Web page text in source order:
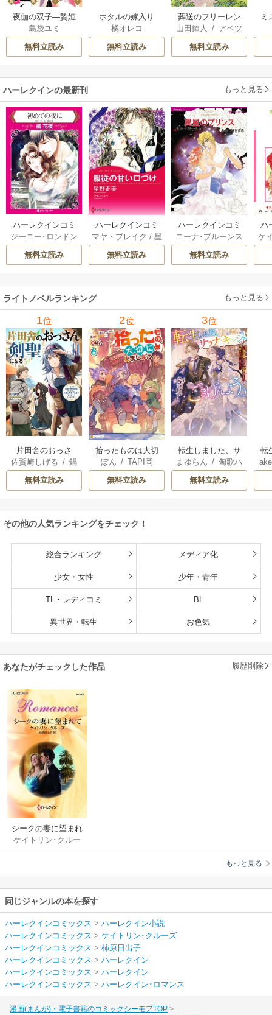
夜伽の双子―贄姫
は二人の王子に愛
される―
島袋ユミ
無料立読み
ホタルの嫁入り
橘オレコ
無料立読み
葬送のフリーレン
山田鐘人 / アベツ
カサ
無料立読み
ミ
ハーレクインの最新刊 もっと見る
ハーレクインコミ
ックス セット 202
6年 vol.1064 1巻
ジーニー･ロンドン
/橘花夜/メアリ
ー･ライアンズ
ーガン/星合操/ア
ン･ウィール/ 津寺
里可子
無料立読み
ハーレクインコミ
ックス セット 202
6年 vol.1002 1巻
マヤ・ブレイク / 星
野正美/ヘレン･ブ
ルックス/のわきね
ウェイ/一重夕子
無料立読み
ハーレクインコミ
ックス セット 202
6年 vol.1063 1巻
ニーナ･ブルーンス
/おおつきちずる/
レベッカ･ヨーク
ーディ/海野みつる
サラ･ウッド/流
水凛子
無料立読み
ハ
ッ
ケ
/
ザ
ライトノベルランキング もっと見る
1位
片田舎のおっさ
ん、剣聖になる
～ただの田舎の剣
術師範だったの
たちが俺を放って
くれない件～
佐賀崎しげる /鍋
島テツヒロ
無料立読み
2位
拾ったものは大切
にしましょう ～子
狼に気に入られた
男の転移物語～
ぽん / TAPI岡
無料立読み
3位
転生しました、サ
ラナ・キンジェで
す。ごきげんよ
う。
まゆらん /匈歌ハ
トリ
無料立読み
転
帝
その他の人気ランキングをチェック！
総合ランキング メディア化
少女・女性 少年・青年
TL・レディコミ BL
異世界・転生 お色気
あなたがチェックした作品 履歴削除
シークの妻に望まれ
て
ケイトリン･クルー
ズ/柿原日出子
もっと見る
同じジャンルの本を探す
ハーレクインコミックス > ハーレクイン小説
ハーレクインコミックス > ケイトリン･クルーズ
ハーレクインコミックス > 柿原日出子
ハーレクインコミックス > ハーレクイン
ハーレクインコミックス > ハーレクイン
ハーレクインコミックス > ハーレクイン･ロマンス
漫画(まんが)・電子書籍のコミックシーモアTOP